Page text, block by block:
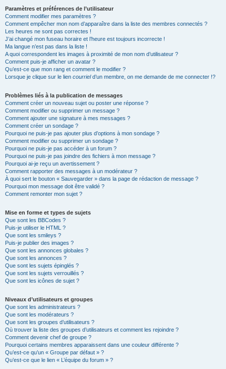
Paramètres et préférences de l’utilisateur
Comment modifier mes paramètres ?
Comment empêcher mon nom d’apparaître dans la liste des membres connectés ?
Les heures ne sont pas correctes !
J’ai changé mon fuseau horaire et l’heure est toujours incorrecte !
Ma langue n’est pas dans la liste !
A quoi correspondent les images à proximité de mon nom d’utilisateur ?
Comment puis-je afficher un avatar ?
Qu’est-ce que mon rang et comment le modifier ?
Lorsque je clique sur le lien courrield’un membre, on me demande de me connecter !?
Problèmes liés à la publication de messages
Comment créer un nouveau sujet ou poster une réponse ?
Comment modifier ou supprimer un message ?
Comment ajouter une signature à mes messages ?
Comment créer un sondage ?
Pourquoi ne puis-je pas ajouter plus d’options à mon sondage ?
Comment modifier ou supprimer un sondage ?
Pourquoi ne puis-je pas accéder à un forum ?
Pourquoi ne puis-je pas joindre des fichiers à mon message ?
Pourquoi ai-je reçu un avertissement ?
Comment rapporter des messages à un modérateur ?
À quoi sert le bouton « Sauvegarder » dans la page de rédaction de message ?
Pourquoi mon message doit être validé ?
Comment remonter mon sujet ?
Mise en forme et types de sujets
Que sont les BBCodes ?
Puis-je utiliser le HTML ?
Que sont les smileys ?
Puis-je publier des images ?
Que sont les annonces globales ?
Que sont les annonces ?
Que sont les sujets épinglés ?
Que sont les sujets verrouillés ?
Que sont les icônes de sujet ?
Niveaux d’utilisateurs et groupes
Que sont les administrateurs ?
Que sont les modérateurs ?
Que sont les groupes d’utilisateurs ?
Où trouver la liste des groupes d’utilisateurs et comment les rejoindre ?
Comment devenir chef de groupe ?
Pourquoi certains membres apparaissent dans une couleur différente ?
Qu’est-ce qu’un « Groupe par défaut » ?
Qu’est-ce que le lien « L’équipe du forum » ?